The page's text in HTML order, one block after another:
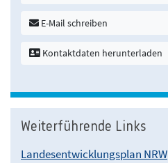
E-Mail schreiben
Kontaktdaten herunterladen
Weiterführende Links
Landesentwicklungsplan NRW